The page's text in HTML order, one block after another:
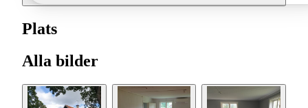
Plats
Alla bilder